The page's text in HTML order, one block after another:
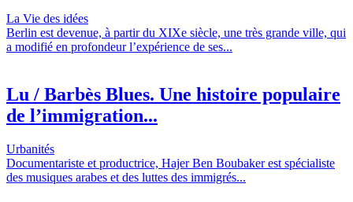
La Vie des idées
Berlin est devenue, à partir du XIXe siècle, une très grande ville, qui
a modifié en profondeur l’expérience de ses...
Lu / Barbès Blues. Une histoire populaire
de l’immigration...
Urbanités
Documentariste et productrice, Hajer Ben Boubaker est spécialiste
des musiques arabes et des luttes des immigrés...